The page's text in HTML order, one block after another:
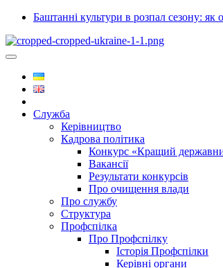
Баштанні культури в розпал сезону: як
Служба
Керівництво
Кадрова політика
Конкурс «Кращий
Вакансії
Результати конкурсів
Про очищення влади
Про службу
Структура
Профспілка
Про Профспілку
Історія Профспілки
Керівні органи